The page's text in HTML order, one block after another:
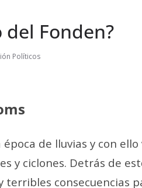
del Fonden?
Políticos
de lluvias y con
y ciclones. Detrás de
terribles consecuencias